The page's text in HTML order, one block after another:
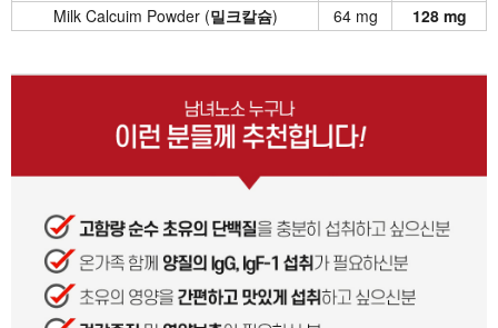
Milk Calcuim Powder (밀크칼슘) 64 mg 128 mg